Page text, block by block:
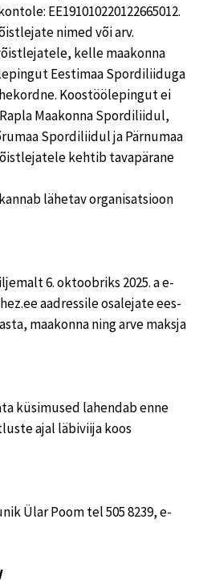
EE191010220122665012.
nimed või arv.
kelle maakonna
Eestimaa Spordiliiduga
Koostöölepingut ei
Maakonna Spordiliidul,
Spordiliidul ja Pärnumaa
kehtib tavapärane
lähetav organisatsioon
6. oktoobriks 2025. a e-
aadressile osalejate ees-
maakonna ning arve maksja
küsimused lahendab enne
ajal läbiviija koos
Ülar Poom tel 505 8239, e-